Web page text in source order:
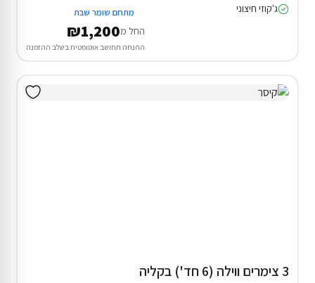
ג'קוזי חיצוני
מתחם שומר שבת
החל מ₪1,200
ההנחה תחושב אוטומטית בשלב ההזמנה
3 צימרים ווילה (6 חד') בקליה